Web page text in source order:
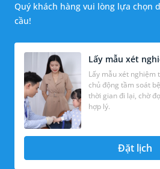
Quý khách hàng vui lòng lựa chọn
cầu!
Lấy mẫu xét
Lấy mẫu xét nghiệm
chủ động tầm soát
thời gian đi lại, chờ đợi kết quả với mức chi phí
hợp lý.
Đặt lịch